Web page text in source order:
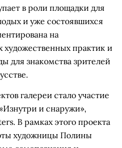
в роли площадки для
и уже состоявшихся
на
художественных практик и
для знакомства зрителей
галереи стало участие
и снаружи»,
В рамках этого проекта
художницы Полины